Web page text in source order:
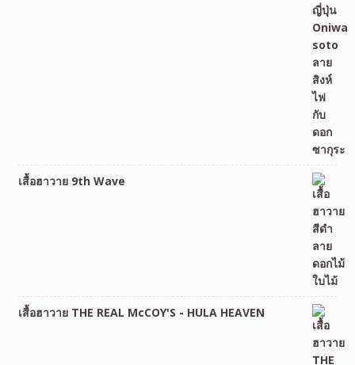
เสื้อฮาวาย 9th Wave
เสื้อฮาวาย THE REAL McCOY'S - HULA HEAVEN